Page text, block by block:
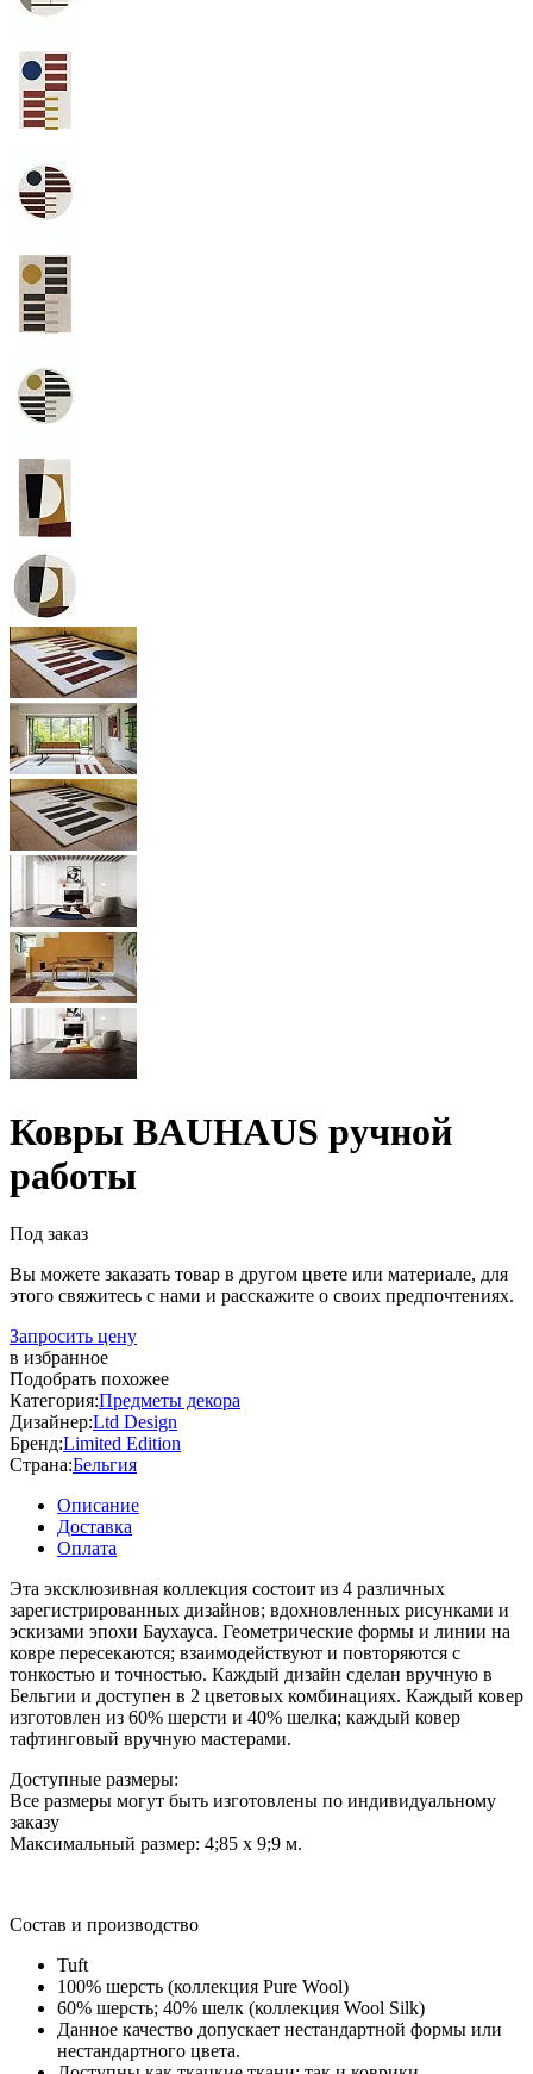
Ковры BAUHAUS ручной
работы
Под заказ
Вы можете заказать товар в другом цвете или материале, для
этого свяжитесь с нами и расскажите о своих предпочтениях.
Запросить цену
в избранное
Подобрать похожее
Категория:Предметы декора
Дизайнер:Ltd Design
Бренд:Limited Edition
Страна:Бельгия
Описание
Доставка
Оплата
Эта эксклюзивная коллекция состоит из 4 различных
зарегистрированных дизайнов; вдохновленных рисунками и
эскизами эпохи Баухауса. Геометрические формы и линии на
ковре пересекаются; взаимодействуют и повторяются с
тонкостью и точностью. Каждый дизайн сделан вручную в
Бельгии и доступен в 2 цветовых комбинациях. Каждый ковер
изготовлен из 60% шерсти и 40% шелка; каждый ковер
тафтинговый вручную мастерами.
Доступные размеры:
Все размеры могут быть изготовлены по индивидуальному
заказу
Максимальный размер: 4;85 х 9;9 м.
Состав и производство
Tuft
100% шерсть (коллекция Pure Wool)
60% шерсть; 40% шелк (коллекция Wool Silk)
Данное качество допускает нестандартной формы или
нестандартного цвета.